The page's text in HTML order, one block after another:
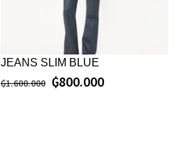
JEANS SLIM BLUE
₲1.600.000 ₲800.000